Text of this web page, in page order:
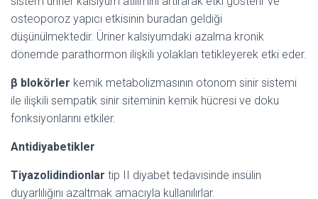
osteoporoz yapıcı etkisinin buradan geldiği
düşünülmektedir. Üriner kalsiyumdaki azalma kronik
dönemde parathormon ilişkili yolakları tetikleyerek etki eder.
β blokörler kemik metabolizmasının otonom sinir sistemi
ile ilişkili sempatik sinir siteminin kemik hücresi ve doku
fonksiyonlarını etkiler.
Antidiyabetikler
Tiyazolidindionlar tip II diyabet tedavisinde insülin
duyarlılığını azaltmak amacıyla kullanılırlar.